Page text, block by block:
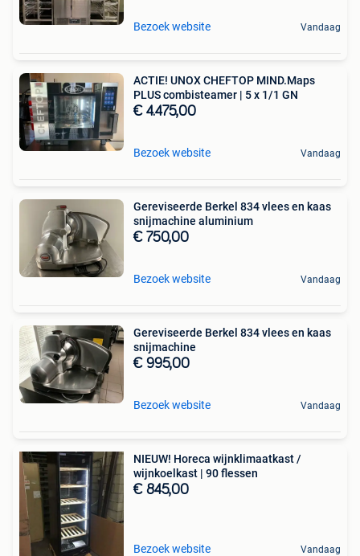
Bezoek website Vandaag
ACTIE! UNOX CHEFTOP MIND.Maps
PLUS combisteamer | 5 x 1/1 GN
€ 4.475,00
Bezoek website Vandaag
Gereviseerde Berkel 834 vlees en kaas
snijmachine aluminium
€ 750,00
Bezoek website Vandaag
Gereviseerde Berkel 834 vlees en kaas
snijmachine
€ 995,00
Bezoek website Vandaag
NIEUW! Horeca wijnklimaatkast /
wijnkoelkast | 90 flessen
€ 845,00
Bezoek website Vandaag